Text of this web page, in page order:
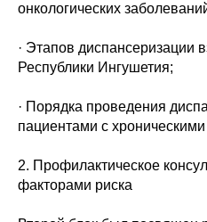
онкологических
· Этапов диспансеризации
Республики Ингушетия;
· Порядка проведения
пациентами с
2. Профилактическое
факторами риска